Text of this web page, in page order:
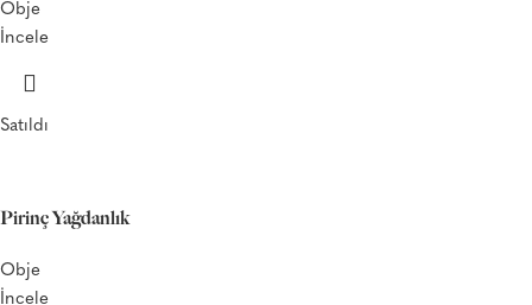
Obje
İncele
Satıldı
Pirinç Yağdanlık
Obje
İncele